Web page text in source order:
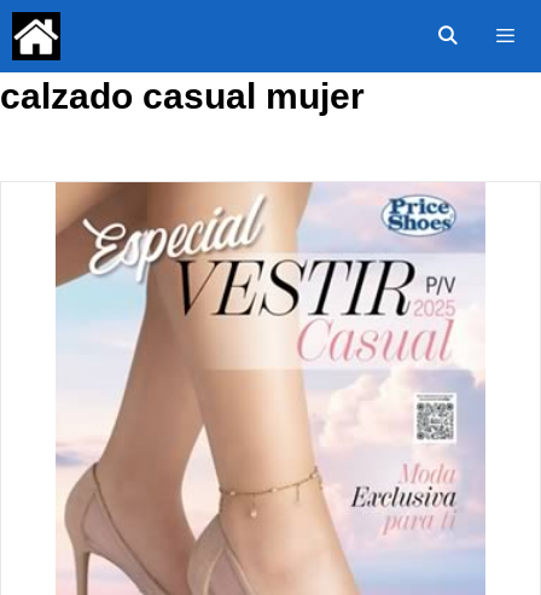
Saltar
contenido
calzado casual mujer